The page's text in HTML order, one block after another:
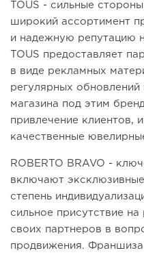
TOUS - сильные
широкий ассортимент
и надежную репутацию
TOUS предоставляет
в виде рекламных
регулярных
магазина под этим
привлечение клиентов,
качественные
ROBERTO BRAVO -
включают
степень
сильное присутствие
своих партнеров в
продвижения. Франшиза